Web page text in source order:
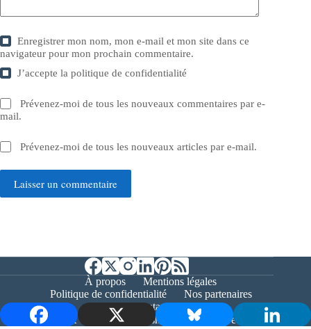
Enregistrer mon nom, mon e-mail et mon site dans ce
navigateur pour mon prochain commentaire.
J’accepte lapolitique de confidentialité
Prévenez-moi de tous les nouveaux commentaires par e-
mail.
Prévenez-moi de tous les nouveaux articles par e-mail.
Laisser un commentaire
À propos
Mentions légales
Politique de confidentialité
Nos partenaires
Contact
Copyright © 2026 - Bernieshoot.fr Journal Web